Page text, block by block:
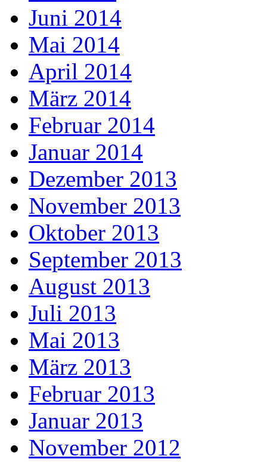
Juni 2014
Mai 2014
April 2014
März 2014
Februar 2014
Januar 2014
Dezember 2013
November 2013
Oktober 2013
September 2013
August 2013
Juli 2013
Mai 2013
März 2013
Februar 2013
Januar 2013
November 2012